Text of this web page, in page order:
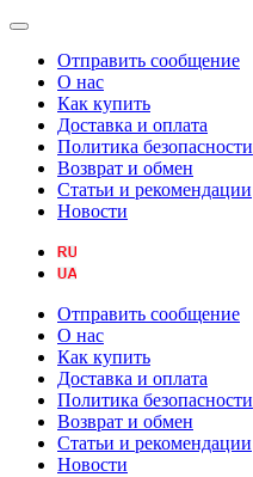
Отправить сообщение
О нас
Как купить
Доставка и оплата
Политика безопасности
Возврат и обмен
Статьи и рекомендации
Новости
Отправить сообщение
О нас
Как купить
Доставка и оплата
Политика безопасности
Возврат и обмен
Статьи и рекомендации
Новости